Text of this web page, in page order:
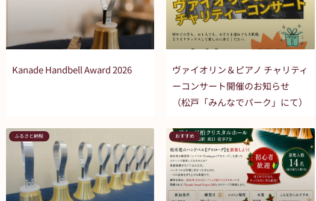
Kanade Handbell Award 2026
ヴァイオリン＆ピアノ チャリティ
ーコンサート開催のお知らせ
（松戸「みんなでパーク」にて）
ふるさと納税 おすすめ